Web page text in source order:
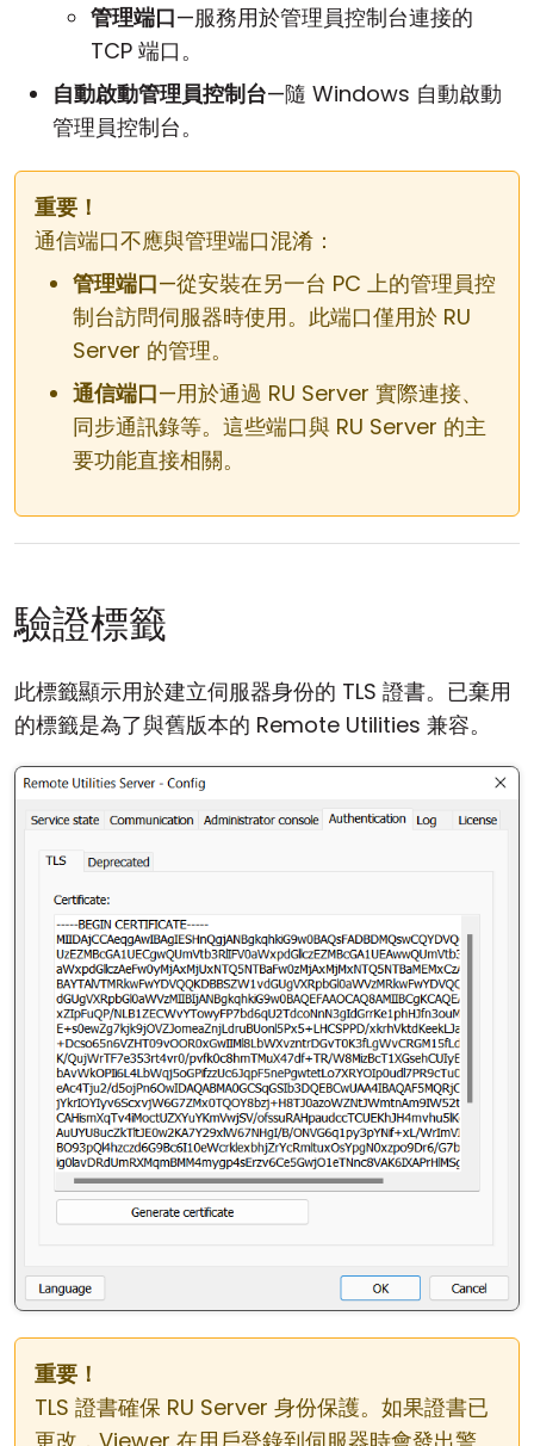
管理端口—服務用於管理員控制台連接的
TCP 端口。
自動啟動管理員控制台—隨 Windows 自動啟動
管理員控制台。
重要！
通信端口不應與管理端口混淆：
管理端口—從安裝在另一台 PC 上的管理員控
制台訪問伺服器時使用。此端口僅用於 RU
Server 的管理。
通信端口—用於通過 RU Server 實際連接、
同步通訊錄等。這些端口與 RU Server 的主
要功能直接相關。
驗證標籤
此標籤顯示用於建立伺服器身份的 TLS 證書。已棄用
的標籤是為了與舊版本的 Remote Utilities 兼容。
重要！
TLS 證書確保 RU Server 身份保護。如果證書已